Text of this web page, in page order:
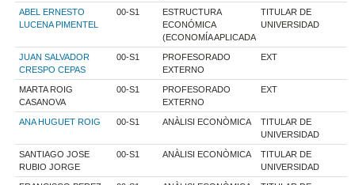
ABEL ERNESTO
LUCENA PIMENTEL
00-S1
ESTRUCTURA
ECONÓMICA
(ECONOMÍA APLICADA
TITULAR DE
UNIVERSIDAD
JUAN SALVADOR
CRESPO CEPAS
00-S1
PROFESORADO
EXTERNO
EXT
MARTA ROIG
CASANOVA
00-S1
PROFESORADO
EXTERNO
EXT
ANA HUGUET ROIG 00-S1 ANÀLISI ECONÒMICA
TITULAR DE
UNIVERSIDAD
SANTIAGO JOSE
RUBIO JORGE
00-S1 ANÀLISI ECONÒMICA
TITULAR DE
UNIVERSIDAD